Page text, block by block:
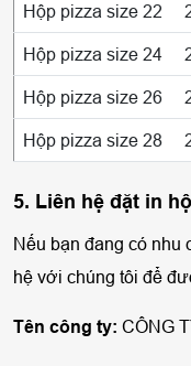
Hộp pizza size 22
Hộp pizza size 24
Hộp pizza size 26
Hộp pizza size 28
5. Liên hệ đặt in
Nếu bạn đang có nhu
hệ với chúng tôi để
Tên công ty: CÔNG